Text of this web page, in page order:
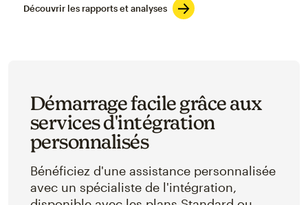
Découvrir les rapports et analyses
Démarrage facile grâce aux
services d'intégration
personnalisés
Bénéficiez d'une assistance personnalisée
avec un spécialiste de l'intégration,